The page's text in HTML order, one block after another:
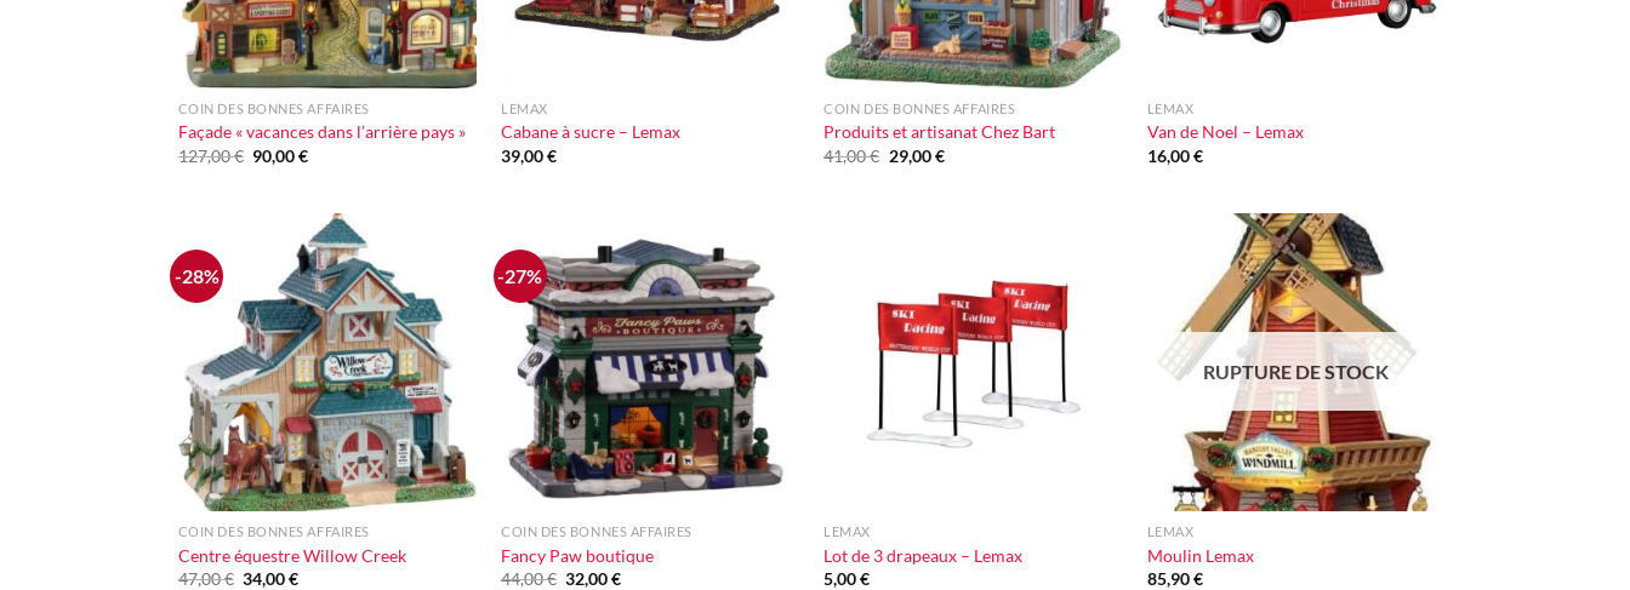
+
COIN DES BONNES AFFAIRES
Façade « vacances dans l’arrière pays »
127,00€ Le
prix
90,00€Le
90,00 €.
LEMAX
Cabane à sucre – Lemax
39,00€
+
COIN DES BONNES AFFAIRES
Produits et artisanat Chez Bart
41,00€ Le
prix
29,00€Le
LEMAX
Van de Noel – Lemax
16,00€
-28%
à la liste
d'envie
+
COIN DES BONNES AFFAIRES
Centre équestre Willow Creek
47,00€ Le
34,00€Le
-27%
Ajouter
à la liste
d'envie
+
COIN DES BONNES AFFAIRES
Fancy Paw boutique
44,00€ Le
32,00€Le
à la liste
d'envie
LEMAX
Lot de 3 drapeaux – Lemax
5,00€
Ajouter
+
RUPTURE DE STOCK
LEMAX
Moulin Lemax
85,90€